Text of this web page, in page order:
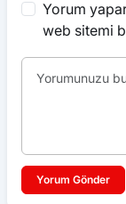
Yorum
web sitemi
Yorum Gönder